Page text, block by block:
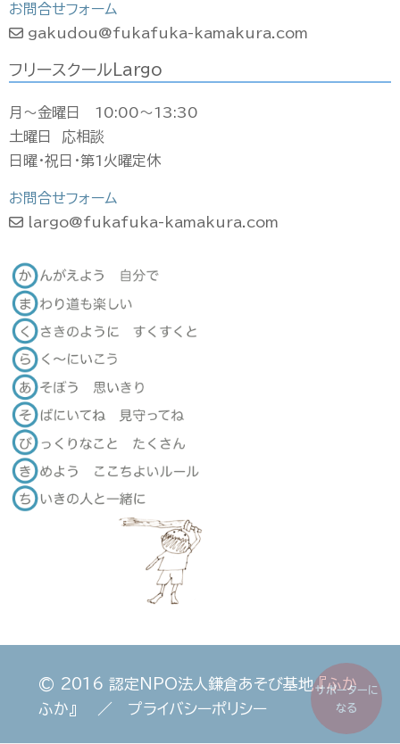
お問合せフォーム
gakudou@fukafuka-kamakura.com
フリースクールLargo
月〜金曜日 10:00〜13:30
土曜日 応相談
日曜・祝日・第1火曜定休
お問合せフォーム
largo@fukafuka-kamakura.com
© 2016 認定NPO法人鎌倉あそび基地 『ふか
ふか』 ／ プライバシーポリシー
サポーターに
なる